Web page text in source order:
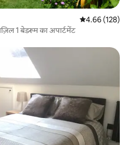
औसत रेटिंग 5 में से
4.66 (128)
1 बेडरूम का अपार्टमेंट